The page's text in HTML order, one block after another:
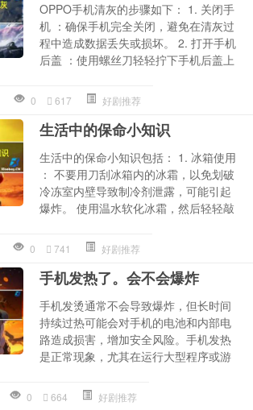
OPPO手机清灰的步骤如下： 1. 关闭手
机 ：确保手机完全关闭，避免在清灰过
程中造成数据丢失或损坏。 2. 打开手机
后盖 ：使用螺丝刀轻轻拧下手机后盖上
0 617 好剧推荐
生活中的保命小知识
生活中的保命小知识包括： 1. 冰箱使用
： 不要用刀刮冰箱内的冰霜，以免划破
冷冻室内壁导致制冷剂泄露，可能引起
爆炸。 使用温水软化冰霜，然后轻轻敲
0 741 好剧推荐
手机发热了。会不会爆炸
手机发烫通常不会导致爆炸，但长时间
持续过热可能会对手机的电池和内部电
路造成损害，增加安全风险。手机发热
是正常现象，尤其在运行大型程序或游
0 664 好剧推荐